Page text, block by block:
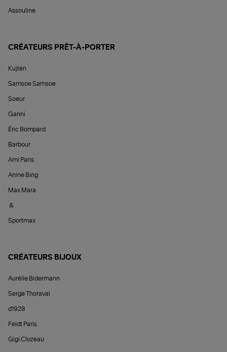
Assouline
CRÉATEURS PRÊT-À-PORTER
Kujten
Samsoe Samsoe
Soeur
Ganni
Éric Bompard
Barbour
Ami Paris
Anine Bing
Max Mara
&
Sportmax
CRÉATEURS BIJOUX
Aurélie Bidermann
Serge Thoraval
d1928
Feidt Paris
Gigi Clozeau